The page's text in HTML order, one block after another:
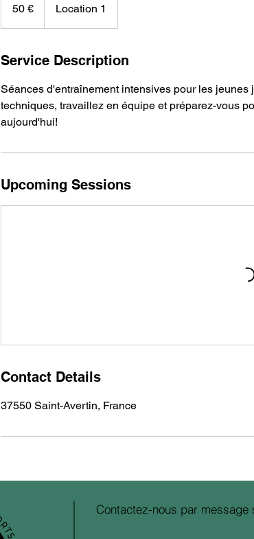
50 € Location 1
Service Description
Séances d'entraînement intensives pour les
techniques, travaillez en équipe et préparez-vous
aujourd'hui!
Upcoming Sessions
Contact Details
37550 Saint-Avertin, France
Contactez-nous par message